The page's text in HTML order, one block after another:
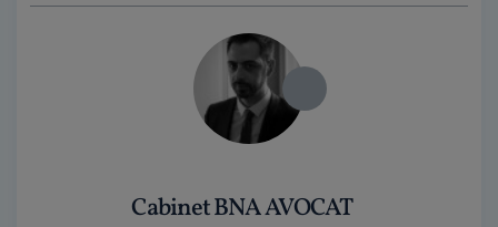
Cabinet BNA AVOCAT